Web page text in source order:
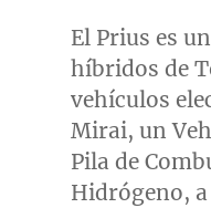
El Prius es
híbridos de
vehículos
Mirai, un
Pila de
Hidrógeno, a